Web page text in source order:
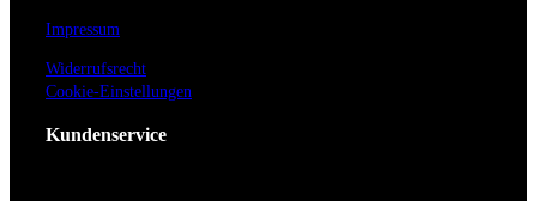
Impressum
Widerrufsrecht
Cookie-Einstellungen
Kundenservice